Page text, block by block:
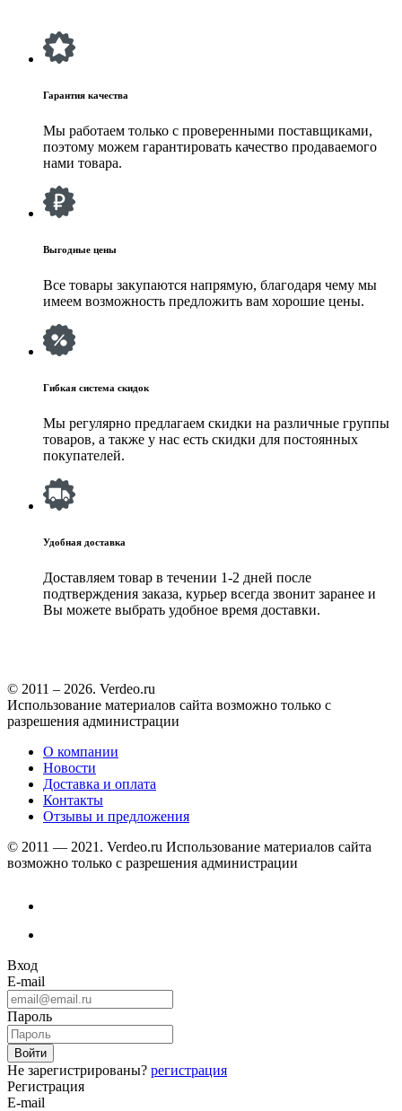
Гарантия качества
Мы работаем только с проверенными поставщиками,
поэтому можем гарантировать качество продаваемого
нами товара.
Выгодные цены
Все товары закупаются напрямую, благодаря чему мы
имеем возможность предложить вам хорошие цены.
Гибкая система скидок
Мы регулярно предлагаем скидки на различные группы
товаров, а также у нас есть скидки для постоянных
покупателей.
Удобная доставка
Доставляем товар в течении 1-2 дней после
подтверждения заказа, курьер всегда звонит заранее и
Вы можете выбрать удобное время доставки.
© 2011 – 2026. Verdeo.ru
Использование материалов сайта возможно только с
разрешения администрации
О компании
Новости
Доставка и оплата
Контакты
Отзывы и предложения
© 2011 — 2021. Verdeo.ru Использование материалов сайта
возможно только с разрешения администрации
Вход
E-mail
Пароль
Не зарегистрированы? регистрация
Регистрация
E-mail